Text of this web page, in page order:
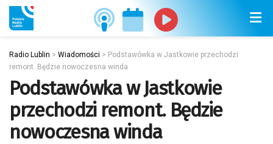
Radio Lublin > Wiadomości > Podstawówka w Jastkowie przechodzi
remont. Będzie nowoczesna winda
Podstawówka w Jastkowie
przechodzi remont. Będzie
nowoczesna winda